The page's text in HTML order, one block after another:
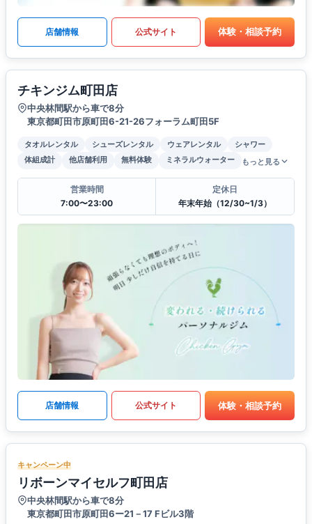
店舗情報 公式サイト 体験・相談予約
チキンジム町田店
中央林間駅から車で8分
東京都町田市原町田6-21-26フォーラム町田5F
タオルレンタル シューズレンタル ウェアレンタル
シャワー
体組成計
他店舗利用 無料体験 ミネラルウォーター もっと見る
営業時間
7:00〜23:00
定休日
年末年始（12/30~1/3）
店舗情報 公式サイト 体験・相談予約
キャンペーン中
リボーンマイセルフ町田店
中央林間駅から車で8分
東京都町田市原町田6ー21－17 Fビル3階